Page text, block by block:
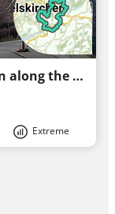
Hückeswagen: discover this region along the most beautiful paths
Extreme